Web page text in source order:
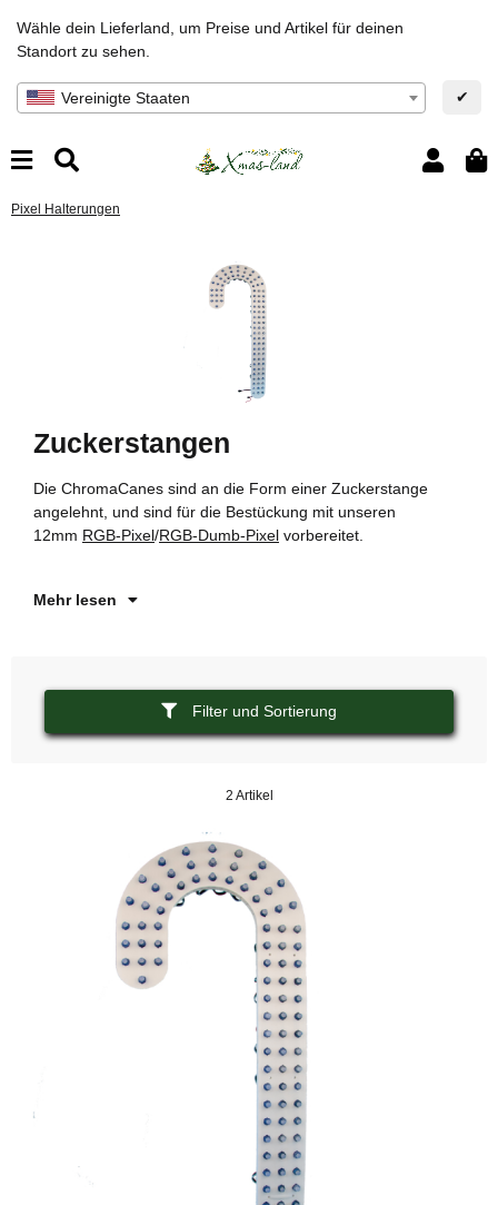
Wähle dein Lieferland, um Preise und Artikel für deinen
Standort zu sehen.
Vereinigte Staaten ✔
Pixel Halterungen
Zuckerstangen
Die ChromaCanes sind an die Form einer Zuckerstange
angelehnt, und sind für die Bestückung mit unseren
12mm RGB-Pixel/RGB-Dumb-Pixel vorbereitet.
Mehr lesen
Filter und Sortierung
2 Artikel